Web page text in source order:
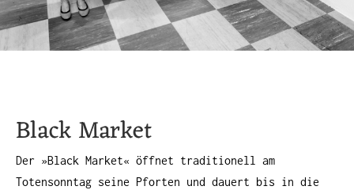
Black Market
Der »Black Market« öffnet traditionell am
Totensonntag seine Pforten und dauert bis in die